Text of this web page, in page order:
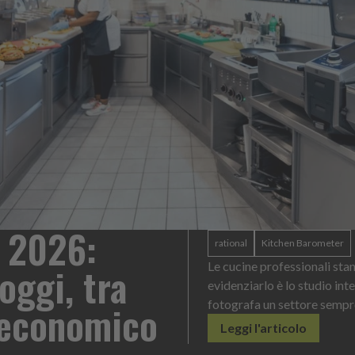
Heinz Mayonnaise: un
per ogni contesto di